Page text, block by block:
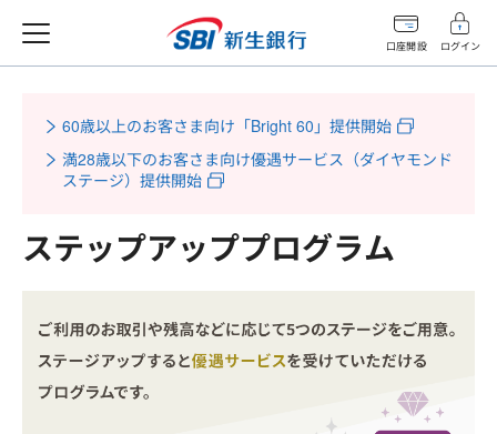
口座開設 ログイン
60歳以上のお客さま向け「Bright 60」提供開始
満28歳以下のお客さま向け優遇サービス（ダイヤモンド
ステージ）提供開始
ステップアッププログラム